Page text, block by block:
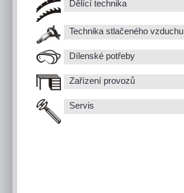
Dělící technika
Technika stlačeného vzduchu
Dílenské potřeby
Zařízení provozů
Servis